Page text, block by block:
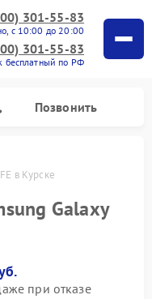
301-55-83
с 10:00 до 20:00
301-55-83
бесплатный по РФ
Позвонить
в Курске
Galaxy
при отказе